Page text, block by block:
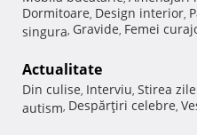
Dormitoare, Design interior,
singura, Gravide, Femei
Actualitate
Din culise, Interviu, Stirea
autism, Despărţiri celebre,